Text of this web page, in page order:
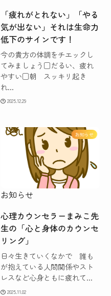
「疲れがとれない」「やる
気が出ない」それは生命力
低下のサインです！
今の貴方の体調をチエックし
てみましょう□だるい、疲れ
やすい□朝 スッキリ起き
れ...
2025.12.29
お知らせ
お知らせ
心理カウンセラーまみこ先
生の「心と身体のカウンセ
リング」
日々生きていくなかで 誰も
が抱えている人間関係やスト
レスなど心身ともに疲れて...
2025.11.02